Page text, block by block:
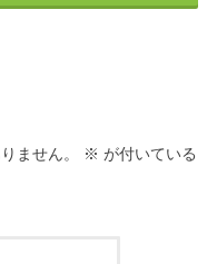
ません。 ※ が付いている